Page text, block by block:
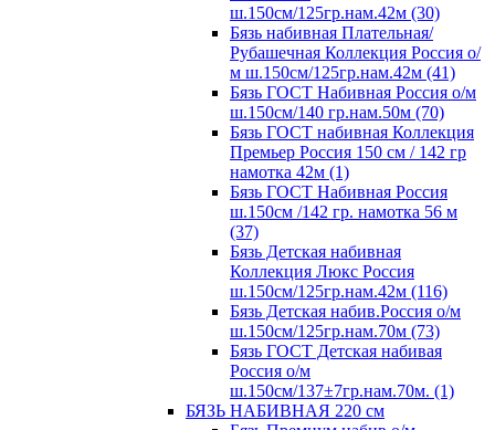
ш.150см/125гр.нам.42м (30)
Бязь набивная Плательная/
Рубашечная Коллекция Россия о/
м ш.150см/125гр.нам.42м (41)
Бязь ГОСТ Набивная Россия о/м
ш.150см/140 гр.нам.50м (70)
Бязь ГОСТ набивная Коллекция
Премьер Россия 150 см / 142 гр
намотка 42м (1)
Бязь ГОСТ Набивная Россия
ш.150см /142 гр. намотка 56 м
(37)
Бязь Детская набивная
Коллекция Люкс Россия
ш.150см/125гр.нам.42м (116)
Бязь Детская набив.Россия о/м
ш.150см/125гр.нам.70м (73)
Бязь ГОСТ Детская набивая
Россия о/м
ш.150см/137±7гр.нам.70м. (1)
БЯЗЬ НАБИВНАЯ 220 см